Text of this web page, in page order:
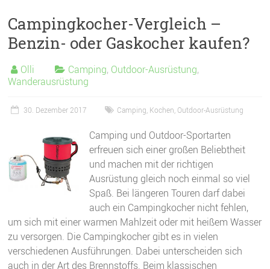
Campingkocher-Vergleich –
Benzin- oder Gaskocher kaufen?
Olli Camping, Outdoor-Ausrüstung,
Wanderausrüstung
30. Dezember 2017 Camping Kochen Outdoor-Ausrüstung
Camping und Outdoor-Sportarten
erfreuen sich einer großen Beliebtheit
und machen mit der richtigen
Ausrüstung gleich noch einmal so viel
Spaß. Bei längeren Touren darf dabei
auch ein Campingkocher nicht fehlen,
um sich mit einer warmen Mahlzeit oder mit heißem Wasser
zu versorgen. Die Campingkocher gibt es in vielen
verschiedenen Ausführungen. Dabei unterscheiden sich
auch in der Art des Brennstoffs. Beim klassischen